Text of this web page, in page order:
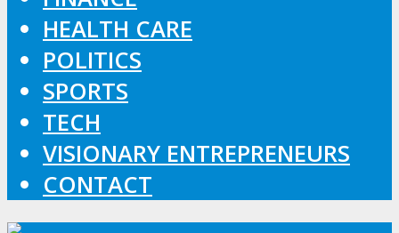
HEALTH CARE
POLITICS
SPORTS
TECH
VISIONARY ENTREPRENEURS
CONTACT